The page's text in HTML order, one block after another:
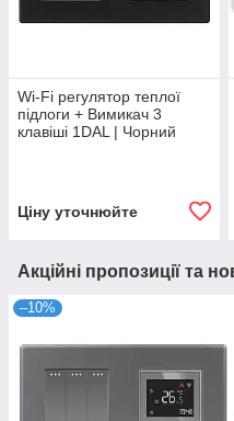
Wi-Fi регулятор теплої
підлоги + Вимикач 3
клавіші 1DAL | Чорний
Ціну уточнюйте
Акційні пропозиції та
–10%